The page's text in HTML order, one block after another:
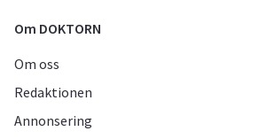
Om DOKTORN
Om oss
Redaktionen
Annonsering